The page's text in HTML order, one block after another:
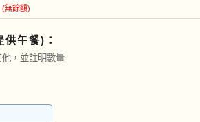
(無餘額)
午餐)：
，並註明數量